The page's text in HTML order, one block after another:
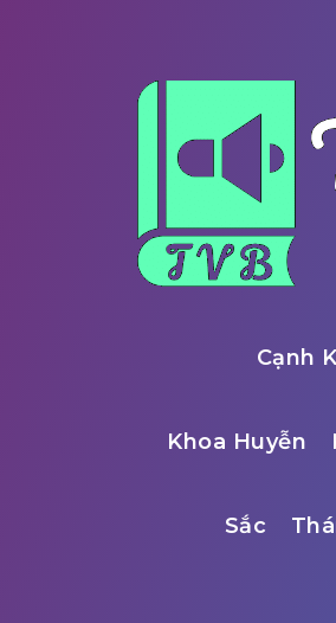
Cạnh
Khoa Huyễn
Sắc